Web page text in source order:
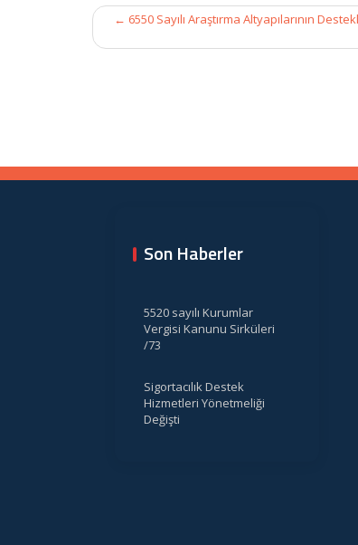
Post
navigation
← 6550 Sayılı Araştırma Altyapılarının
Son Haberler
5520 sayılı Kurumlar
Vergisi Kanunu Sirküleri
/73
Sigortacılık Destek
Hizmetleri Yönetmeliği
Değişti